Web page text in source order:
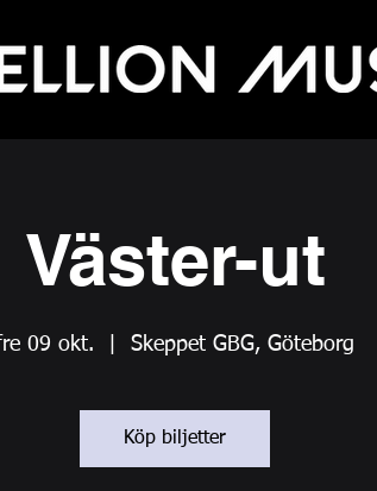
Väster-ut
09 okt. Skeppet GBG, Göteborg
Köp biljetter